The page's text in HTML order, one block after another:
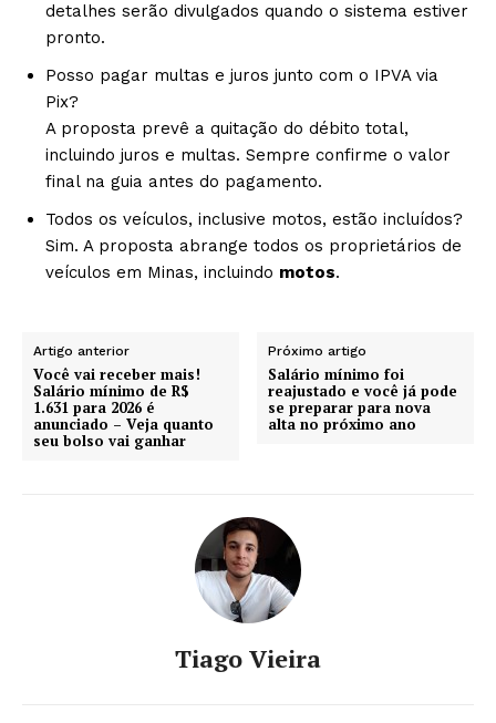
detalhes serão divulgados quando o sistema estiver
pronto.
Posso pagar multas e juros junto com o IPVA via
Pix?
A proposta prevê a quitação do débito total,
incluindo juros e multas. Sempre confirme o valor
final na guia antes do pagamento.
Todos os veículos, inclusive motos, estão incluídos?
Sim. A proposta abrange todos os proprietários de
veículos em Minas, incluindo motos.
Artigo anterior
Você vai receber mais!
Salário mínimo de R$
1.631 para 2026 é
anunciado – Veja quanto
seu bolso vai ganhar
Próximo artigo
Salário mínimo foi
reajustado e você já pode
se preparar para nova
alta no próximo ano
Tiago Vieira